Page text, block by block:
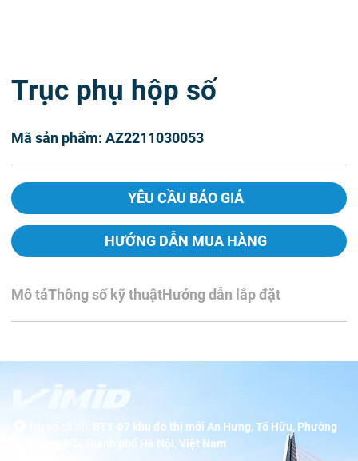
Trục phụ hộp số
Mã sản phẩm: AZ2211030053
YÊU CẦU BÁO GIÁ
HƯỚNG DẪN MUA HÀNG
Mô tảThông số kỹ thuậtHướng dẫn lắp đặt
BT1-07 khu đô thị mới An Hưng, Tố Hữu, Phường
Dương Nội, thành phố Hà Nội, Việt Nam